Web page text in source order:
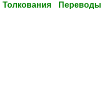
Толкования Переводы